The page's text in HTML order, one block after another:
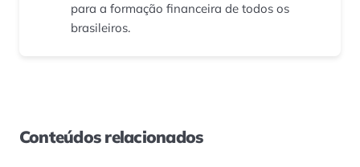
para a formação financeira de todos os
brasileiros.
Conteúdos relacionados